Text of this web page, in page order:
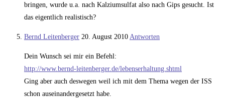
bringen, wurde u.a. nach Kalziumsulfat also nach Gips gesucht. Ist
das eigentlich realistisch?
Bernd Leitenberger 20. August 2010 Antworten
Dein Wunsch sei mir ein Befehl:
http://www.bernd-leitenberger.de/lebenserhaltung.shtml
Ging aber auch deswegen weil ich mit dem Thema wegen der ISS
schon auseinandergesetzt habe.